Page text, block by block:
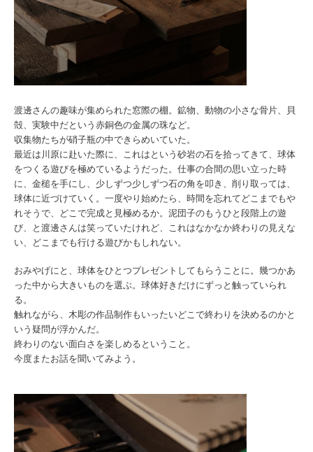
渡邊さんの趣味が集められた窓際の棚。鉱物、動物の小さな骨片、貝
殻、実験中だという赤銅色の金属の珠など。
収集物たちが硝子瓶の中できらめいていた。
最近は川原に赴いた際に、これはという砂岩の石を拾ってきて、球体
をつくる遊びを極めているようだった。仕事の合間の思い立った時
に、金槌を手にし、少しずつ少しずつ石の角を叩き、削り取っては、
球体に近づけていく。一度やり始めたら、時間を忘れてどこまでもや
れそうで、どこで完成と見極めるか。泥団子のもうひと段階上の遊
び、と渡邊さんは笑っていたけれど、これはなかなか終わりの見えな
い、どこまでも行ける遊びかもしれない。
おみやげにと、球体をひとつプレゼントしてもらうことに。 幾つかあ
った中から大きいものを選ぶ。 球体好きだけにずっと触っていられ
る。
触れながら、木彫の作品制作もいったいどこで終わりを決めるのかと
いう疑問が浮かんだ。
終わりのない面白さを楽しめるということ。
今度またお話を聞いてみよう。